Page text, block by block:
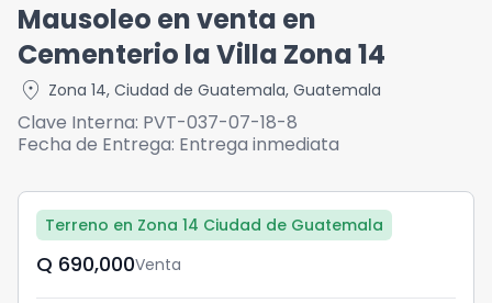
Mausoleo en venta en
Cementerio la Villa Zona 14
location_on Zona 14, Ciudad de Guatemala, Guatemala
Clave Interna: PVT-037-07-18-8
Fecha de Entrega: Entrega inmediata
Terreno en Zona 14 Ciudad de Guatemala
Q	690,000Venta